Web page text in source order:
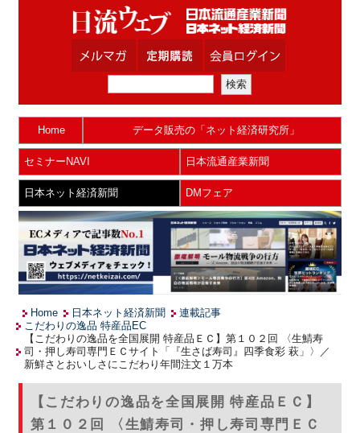
Home データ販売の「ネット経済研究所」
セミナーNAVI 日本流通産業新聞
日本ネット経済新聞 DMフェア
Home 日本ネット経済新聞
連載記事
こだわりの逸品 特産品EC
【こだわりの逸品を全国展開 特産品ＥＣ】第１０２回 〈生鯖寿
司・押し寿司専門ＥＣサイト「『生さば寿司』四季食彩 萩」〉／
新鮮さとおいしさにこだわり年間注文１万本
【こだわりの逸品を全国展開 特産品ＥＣ】
第１０２回 〈生鯖寿司・押し寿司専門ＥＣ